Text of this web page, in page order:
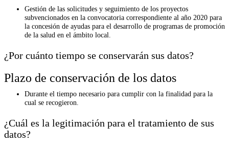
Gestión de las solicitudes y seguimiento de los proyectos
subvencionados en la convocatoria correspondiente al año 2020 para
la concesión de ayudas para el desarrollo de programas de promoción
de la salud en el ámbito local.
¿Por cuánto tiempo se conservarán sus datos?
Plazo de conservación de los datos
Durante el tiempo necesario para cumplir con la finalidad para la
cual se recogieron.
¿Cuál es la legitimación para el tratamiento de sus
datos?